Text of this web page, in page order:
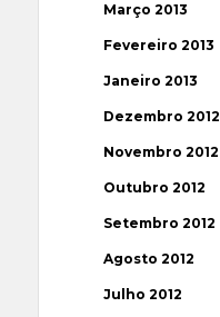
Março 2013
Fevereiro 2013
Janeiro 2013
Dezembro 2012
Novembro 2012
Outubro 2012
Setembro 2012
Agosto 2012
Julho 2012